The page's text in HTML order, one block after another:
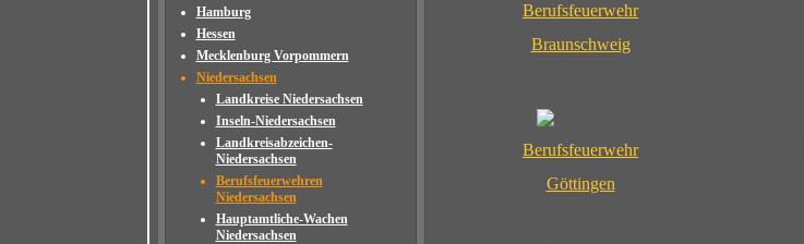
Hamburg
Hessen
Mecklenburg Vorpommern
Niedersachsen
Landkreise Niedersachsen
Inseln-Niedersachsen
Landkreisabzeichen-
Niedersachsen
Berufsfeuerwehren
Niedersachsen
Hauptamtliche-Wachen
Niedersachsen
Berufsfeuerwehr
Braunschweig
Berufsfeuerwehr
Göttingen